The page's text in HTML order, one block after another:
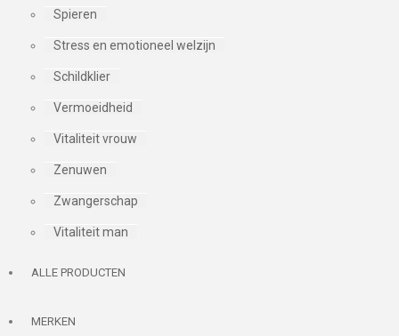
Spieren
Stress en emotioneel welzijn
Schildklier
Vermoeidheid
Vitaliteit vrouw
Zenuwen
Zwangerschap
Vitaliteit man
ALLE PRODUCTEN
MERKEN